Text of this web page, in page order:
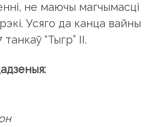
не маючы магчымасці
Усяго да канца вайны
“Тыгр” II.